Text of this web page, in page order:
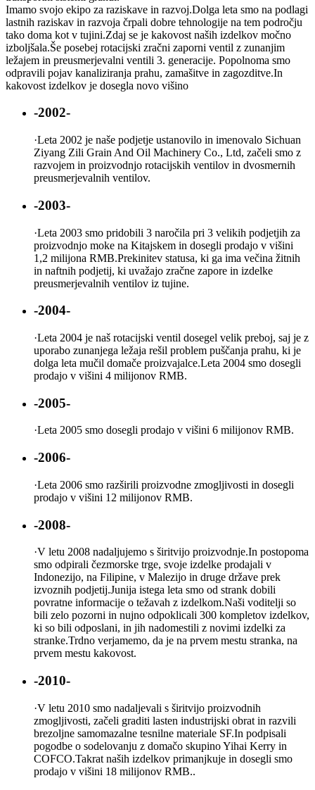
Imamo svojo ekipo za raziskave in razvoj.Dolga leta smo na podlagi
lastnih raziskav in razvoja črpali dobre tehnologije na tem področju
tako doma kot v tujini.Zdaj se je kakovost naših izdelkov močno
izboljšala.Še posebej rotacijski zračni zaporni ventil z zunanjim
ležajem in preusmerjevalni ventili 3. generacije. Popolnoma smo
odpravili pojav kanaliziranja prahu, zamašitve in zagozditve.In
kakovost izdelkov je dosegla novo višino
-2002-
·Leta 2002 je naše podjetje ustanovilo in imenovalo Sichuan
Ziyang Zili Grain And Oil Machinery Co., Ltd, začeli smo z
razvojem in proizvodnjo rotacijskih ventilov in dvosmernih
preusmerjevalnih ventilov.
-2003-
·Leta 2003 smo pridobili 3 naročila pri 3 velikih podjetjih za
proizvodnjo moke na Kitajskem in dosegli prodajo v višini
1,2 milijona RMB.Prekinitev statusa, ki ga ima večina žitnih
in naftnih podjetij, ki uvažajo zračne zapore in izdelke
preusmerjevalnih ventilov iz tujine.
-2004-
·Leta 2004 je naš rotacijski ventil dosegel velik preboj, saj je z
uporabo zunanjega ležaja rešil problem puščanja prahu, ki je
dolga leta mučil domače proizvajalce.Leta 2004 smo dosegli
prodajo v višini 4 milijonov RMB.
-2005-
·Leta 2005 smo dosegli prodajo v višini 6 milijonov RMB.
-2006-
·Leta 2006 smo razširili proizvodne zmogljivosti in dosegli
prodajo v višini 12 milijonov RMB.
-2008-
·V letu 2008 nadaljujemo s širitvijo proizvodnje.In postopoma
smo odpirali čezmorske trge, svoje izdelke prodajali v
Indonezijo, na Filipine, v Malezijo in druge države prek
izvoznih podjetij.Junija istega leta smo od strank dobili
povratne informacije o težavah z izdelkom.Naši voditelji so
bili zelo pozorni in nujno odpoklicali 300 kompletov izdelkov,
ki so bili odposlani, in jih nadomestili z novimi izdelki za
stranke.Trdno verjamemo, da je na prvem mestu stranka, na
prvem mestu kakovost.
-2010-
·V letu 2010 smo nadaljevali s širitvijo proizvodnih
zmogljivosti, začeli graditi lasten industrijski obrat in razvili
brezoljne samomazalne tesnilne materiale SF.In podpisali
pogodbe o sodelovanju z domačo skupino Yihai Kerry in
COFCO.Takrat naših izdelkov primanjkuje in dosegli smo
prodajo v višini 18 milijonov RMB..